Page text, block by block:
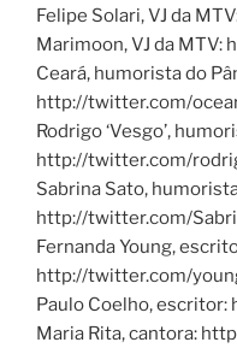
Felipe Solari, VJ da
Marimoon, VJ da
Ceará, humorista do
http://twitter.com/
Rodrigo ‘Vesgo’,
http://twitter.com/
Sabrina Sato,
http://twitter.com/
Fernanda Young,
http://twitter.com/
Paulo Coelho,
Maria Rita, cantora: